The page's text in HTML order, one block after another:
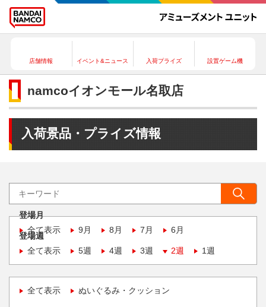
店舗情報 イベント&ニュース 入荷プライズ 設置ゲーム機
namcoイオンモール名取店
入荷景品・プライズ情報
登場月
全て表示
9月 8月 7月 6月
登場週
全て表示
5週 4週 3週 2週 1週
全て表示 ぬいぐるみ・クッション